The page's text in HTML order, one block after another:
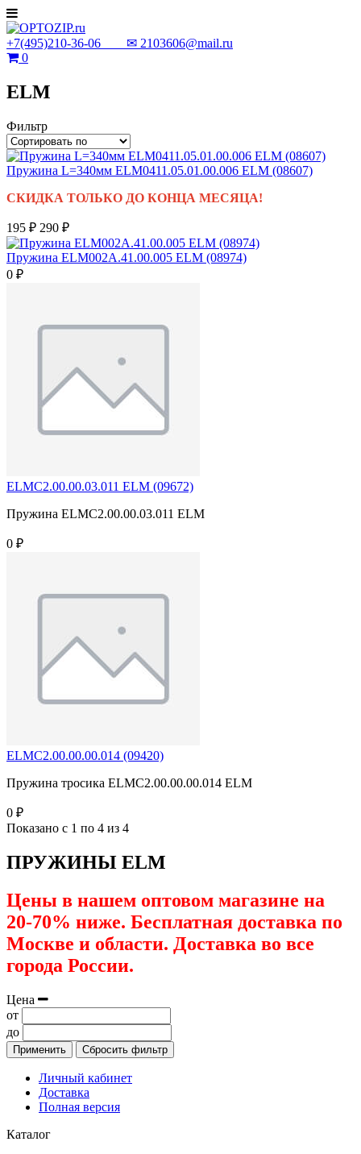
+7(495)210-36-06 ✉ 2103606@mail.ru
0
ELM
Фильтр
Пружина L=340мм ELM0411.05.01.00.006 ELM (08607)
СКИДКА ТОЛЬКО ДО КОНЦА МЕСЯЦА!
195 ₽ 290 ₽
Пружина ELM002A.41.00.005 ELM (08974)
0 ₽
ELMC2.00.00.03.011 ELM (09672)
Пружина ELMC2.00.00.03.011 ELM
0 ₽
ELMС2.00.00.00.014 (09420)
Пружина тросика ELMС2.00.00.00.014 ELM
0 ₽
Показано с 1 по 4 из 4
ПРУЖИНЫ ELM
Цены в нашем оптовом магазине на
20-70% ниже. Бесплатная доставка по
Москве и области. Доставка во все
города России.
Цена
от
до
Применить Сбросить фильтр
Личный кабинет
Доставка
Полная версия
Каталог